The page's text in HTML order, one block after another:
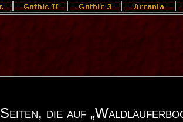
Seiten, die auf